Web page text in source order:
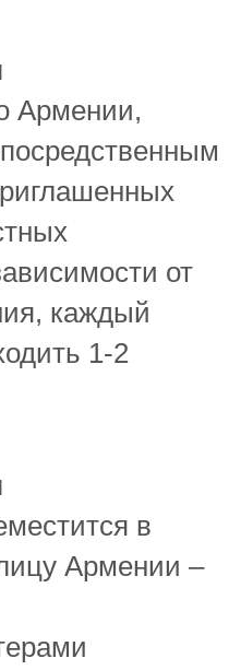
Армении,
от
каждый
1-2
в
Армении –